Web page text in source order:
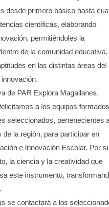
desde primero básico hasta
científicas, elaborando
permitiéndoles la
de la comunidad educativa,
en las distintas áreas del
de PAR Explora Magallanes,
a los equipos formados
seleccionados, pertenecientes
la región, para participar en
e Innovación Escolar. Por
la ciencia y la creatividad que
este instrumento,
se contactará a los